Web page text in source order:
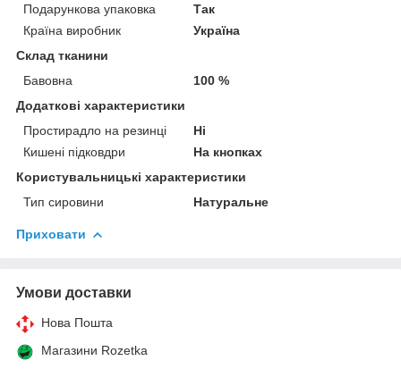
Подарункова упаковка
Так
Країна виробник
Україна
Склад тканини
Бавовна
100 %
Додаткові характеристики
Простирадло на резинці
Ні
Кишені підковдри
На кнопках
Користувальницькі характеристики
Тип сировини
Натуральне
Приховати
Умови доставки
Нова Пошта
Магазини Rozetka